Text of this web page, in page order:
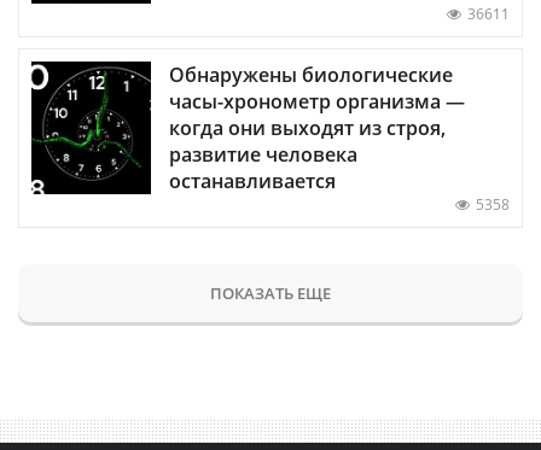
36611
Обнаружены биологические
часы-хронометр организма —
когда они выходят из строя,
развитие человека
останавливается
5358
ПОКАЗАТЬ ЕЩЕ